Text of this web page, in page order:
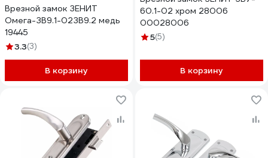
Врезной замок ЗЕНИТ
Омега-ЗВ9.1-02ЗВ9.2 медь
19445
3.3(3)
В корзину
60.1-02 хром 28006
00028006
5(5)
В корзину